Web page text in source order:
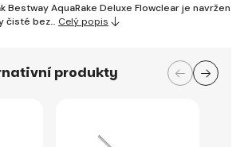
Bestway AquaRake Deluxe Flowclear je navržen
čisté bez… Celý popis
produkty